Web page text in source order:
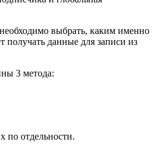
необходимо выбрать, каким именно
получать данные для записи из
3 метода:
по отдельности.